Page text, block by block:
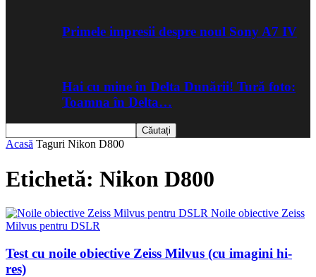
Primele impresii despre noul Sony A7 IV
Hai cu mine în Delta Dunării! Tură foto:
Toamna în Delta…
Acasă Taguri Nikon D800
Etichetă: Nikon D800
Test cu noile obiective Zeiss Milvus (cu imagini hi-
res)